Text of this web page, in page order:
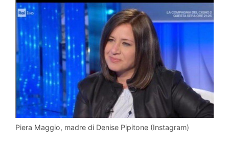
Piera Maggio, madre di Denise Pipitone (Instagram)